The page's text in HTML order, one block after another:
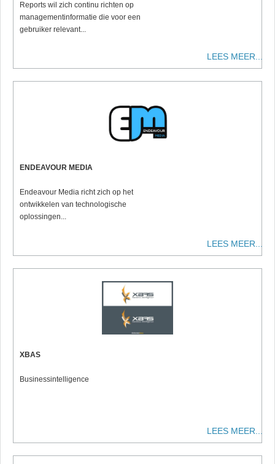
Reports wil zich continu richten op
managementinformatie die voor een
gebruiker relevant...
LEES MEER...
ENDEAVOUR MEDIA
Endeavour Media richt zich op het
ontwikkelen van technologische
oplossingen...
LEES MEER...
XBAS
Businessintelligence
LEES MEER...